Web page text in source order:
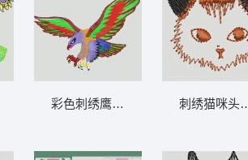
案 凤凰 彩色刺绣鹰图案 鹰 刺绣猫咪头